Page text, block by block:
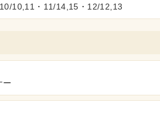
10,11・11/14,15・12/12,13
ー